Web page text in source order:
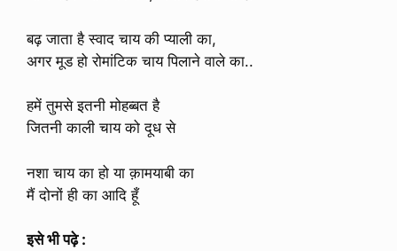
बढ़ जाता है स्वाद चाय की प्याली का,
अगर मूड हो रोमांटिक चाय पिलाने वाले का..
हमें तुमसे इतनी मोहब्बत है
जितनी काली चाय को दूध से
नशा चाय का हो या क़ामयाबी का
मैं दोनों ही का आदि हूँ
इसे भी पढ़े :